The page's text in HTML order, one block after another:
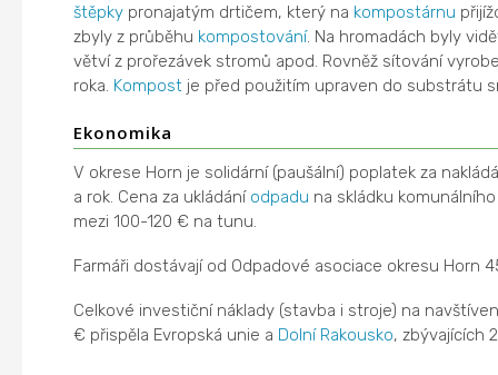
štěpkypronajatým drtičem, který na kompostárnu
zbyly z průběhu kompostování. Na hromadách byly
větví z prořezávek stromů apod. Rovněž sítování
roka. Kompost je před použitím upraven do substrátu
Ekonomika
V okrese Horn je solidární (paušální) poplatek za
a rok. Cena za ukládání odpadu na skládku
mezi 100-120 € na tunu.
Farmáři dostávají od Odpadové asociace okresu Horn
Celkové investiční náklady (stavba i stroje) na
€ přispěla Evropská unie a Dolní Rakousko, zbývajících